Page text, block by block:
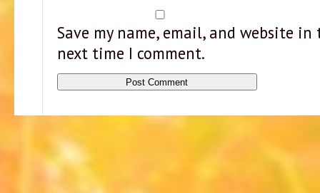
Save my name, email, and website
next time I comment.